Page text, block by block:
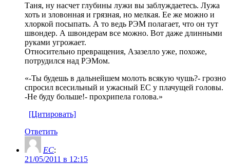
Таня, ну насчет глубины лужи вы заблуждаетесь. Лужа
хоть и зловонная и грязная, но мелкая. Ее же можно и
хлоркой посыпать. А то ведь РЭМ полагает, что он тут
швондер. А швондерам все можно. Вот даже длинными
руками угрожает.
Относительно превращения, Азазелло уже, похоже,
потрудился над РЭМом.
«-Ты будешь в дальнейшем молоть всякую чушь?- грозно
спросил всесильный и ужасный ЕС у плачущей головы.
-Не буду больше!- прохрипела голова.»
[Цитировать]
Ответить
ЕС:
21/05/2011 в 12:15